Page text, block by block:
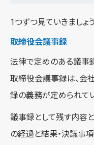
1つずつ見ていきましょう
取締役会議事録
法律で定めのある議事
取締役会議事録は、会
録の義務が定められてい
議事録として残す内容
の経過と結果・決議事